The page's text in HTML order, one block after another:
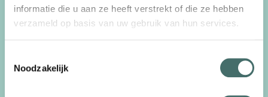
informatie die u aan ze heeft verstrekt of die ze hebben
verzameld op basis van uw gebruik van hun services.
Noodzakelijk
en energiemarkttrends. Daarnaast maakt het gebruik
van realtime marktdata en zelflerende algoritmen die
slimmer te worden. Dit wetenschappelijk